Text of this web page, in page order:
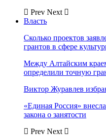
Prev Next
Власть
Сколько проектов
грантов в сфере
Между Алтайским
определили точную
Виктор Журавлев
«Единая Россия»
закона о занятости
Prev Next